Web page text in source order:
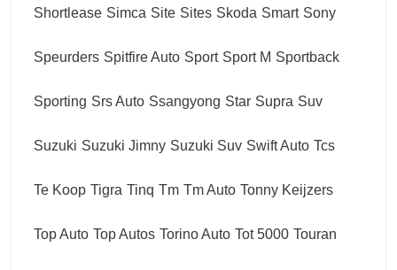
Shortlease Simca Site Sites Skoda Smart Sony
Speurders Spitfire Auto Sport Sport M Sportback
Sporting Srs Auto Ssangyong Star Supra Suv
Suzuki Suzuki Jimny Suzuki Suv Swift Auto Tcs
Te Koop Tigra Tinq Tm Tm Auto Tonny Keijzers
Top Auto Top Autos Torino Auto Tot 5000 Touran